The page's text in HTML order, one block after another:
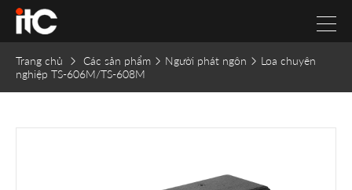
Trang chủ Các sản phẩm Người phát ngôn
Loa chuyên
nghiệp TS-606M/TS-608M